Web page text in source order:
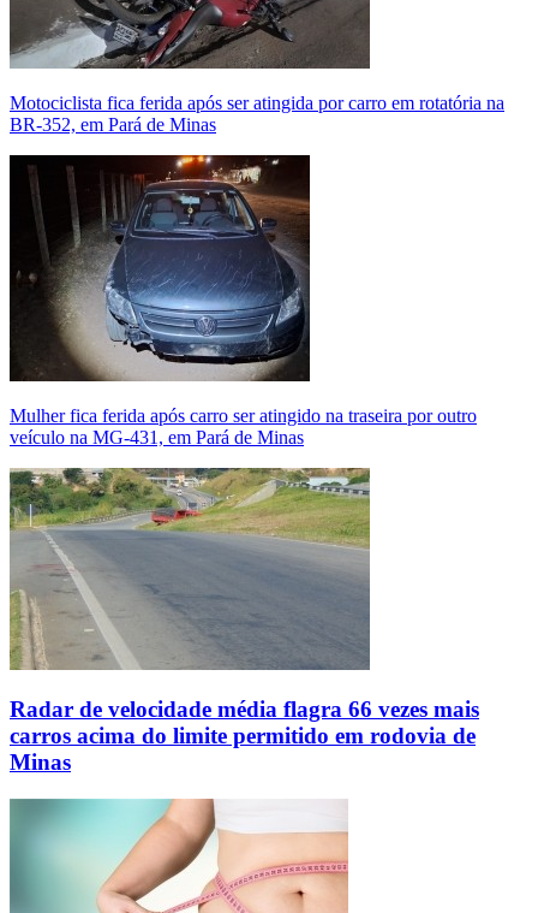
Motociclista fica ferida após ser atingida por carro em rotatória na
BR-352, em Pará de Minas
Mulher fica ferida após carro ser atingido na traseira por outro
veículo na MG-431, em Pará de Minas
Radar de velocidade média flagra 66 vezes mais
carros acima do limite permitido em rodovia de
Minas